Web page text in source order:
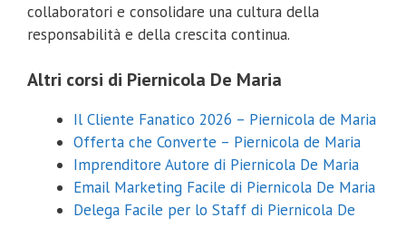
collaboratori e consolidare una cultura della
responsabilità e della crescita continua.
Altri corsi di Piernicola De Maria
Il Cliente Fanatico 2026 – Piernicola de Maria
Offerta che Converte – Piernicola de Maria
Imprenditore Autore di Piernicola De Maria
Email Marketing Facile di Piernicola De Maria
Delega Facile per lo Staff di Piernicola De